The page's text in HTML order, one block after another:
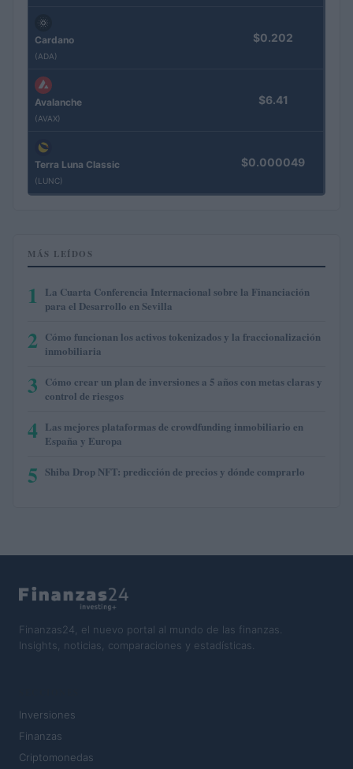
Cardano
(ADA)
$0.202
Avalanche
(AVAX)
$6.41
Terra Luna Classic
(LUNC)
$0.000049
MÁS LEÍDOS
1
La Cuarta Conferencia Internacional sobre la Financiación
para el Desarrollo en Sevilla
2 Cómo funcionan los activos tokenizados y la fraccionalización
inmobiliaria
3 Cómo crear un plan de inversiones a 5 años con metas claras y
control de riesgos
4 Las mejores plataformas de crowdfunding inmobiliario en
España y Europa
5 Shiba Drop NFT: predicción de precios y dónde comprarlo
Finanzas24, el nuevo portal al mundo de las finanzas.
Insights, noticias, comparaciones y estadísticas.
Inversiones
Finanzas
Criptomonedas